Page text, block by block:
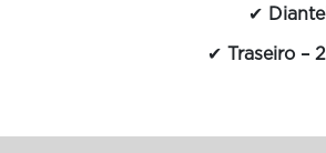
✔
✔ Traseiro –